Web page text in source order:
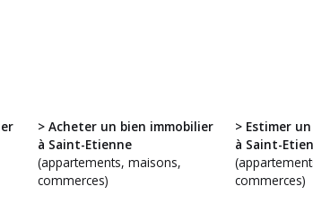
> Acheter un bien immobilier
à Saint-Etienne
(appartements, maisons,
commerces)
> Estimer
à Saint-
commerces)